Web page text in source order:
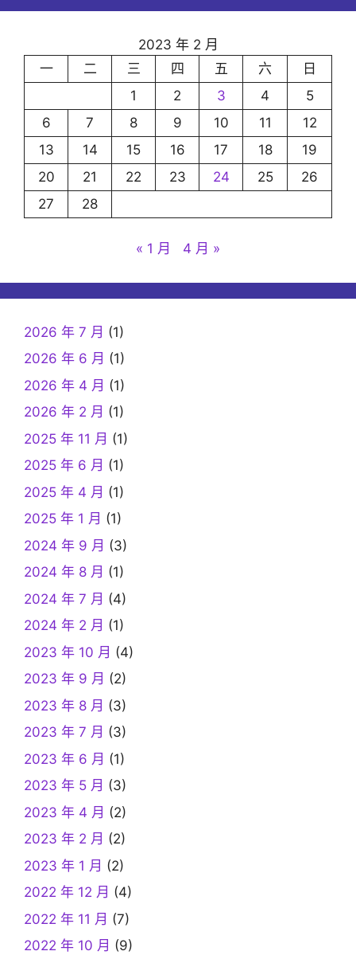
2023 年 2 月
一
二 三 四 五 六
日
1
2 3 4
5
6
7 8 9 10 11
12
13
14 15 16 17 18
19
20
21 22 23 24 25
26
27
28
« 1 月 4 月 »
2026 年 7 月 (1)
2026 年 6 月 (1)
2026 年 4 月 (1)
2026 年 2 月 (1)
2025 年 11 月 (1)
2025 年 6 月 (1)
2025 年 4 月 (1)
2025 年 1 月 (1)
2024 年 9 月 (3)
2024 年 8 月 (1)
2024 年 7 月 (4)
2024 年 2 月 (1)
2023 年 10 月 (4)
2023 年 9 月 (2)
2023 年 8 月 (3)
2023 年 7 月 (3)
2023 年 6 月 (1)
2023 年 5 月 (3)
2023 年 4 月 (2)
2023 年 2 月 (2)
2023 年 1 月 (2)
2022 年 12 月 (4)
2022 年 11 月 (7)
2022 年 10 月 (9)